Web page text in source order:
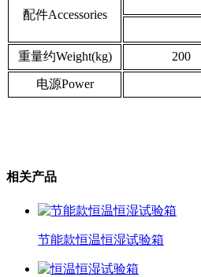
配件Accessories
重量约Weight(kg) 200
电源Power
相关产品
节能款恒温恒湿试验箱